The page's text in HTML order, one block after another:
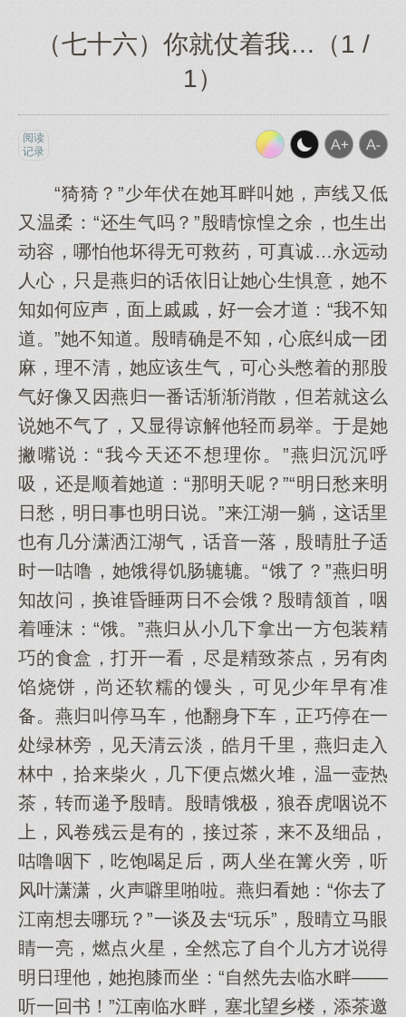
（七十六）你就仗着我…（1 /
1）
阅读
记录
“猗猗？”少年伏在她耳畔叫她，声线又低
又温柔：“还生气吗？”殷晴惊惶之余，也生出
动容，哪怕他坏得无可救药，可真诚…永远动
人心，只是燕归的话依旧让她心生惧意，她不
知如何应声，面上戚戚，好一会才道：“我不知
道。”她不知道。殷晴确是不知，心底纠成一团
麻，理不清，她应该生气，可心头憋着的那股
气好像又因燕归一番话渐渐消散，但若就这么
说她不气了，又显得谅解他轻而易举。于是她
撇嘴说：“我今天还不想理你。”燕归沉沉呼
吸，还是顺着她道：“那明天呢？”“明日愁来明
日愁，明日事也明日说。”来江湖一躺，这话里
也有几分潇洒江湖气，话音一落，殷晴肚子适
时一咕噜，她饿得饥肠辘辘。“饿了？”燕归明
知故问，换谁昏睡两日不会饿？殷晴颔首，咽
着唾沫：“饿。”燕归从小几下拿出一方包装精
巧的食盒，打开一看，尽是精致茶点，另有肉
馅烧饼，尚还软糯的馒头，可见少年早有准
备。燕归叫停马车，他翻身下车，正巧停在一
处绿林旁，见天清云淡，皓月千里，燕归走入
林中，拾来柴火，几下便点燃火堆，温一壶热
茶，转而递予殷晴。殷晴饿极，狼吞虎咽说不
上，风卷残云是有的，接过茶，来不及细品，
咕噜咽下，吃饱喝足后，两人坐在篝火旁，听
风叶潇潇，火声噼里啪啦。燕归看她：“你去了
江南想去哪玩？”一谈及去“玩乐”，殷晴立马眼
睛一亮，燃点火星，全然忘了自个儿方才说得
明日理他，她抱膝而坐：“自然先去临水畔——
听一回书！”江南临水畔，塞北望乡楼，添茶邀